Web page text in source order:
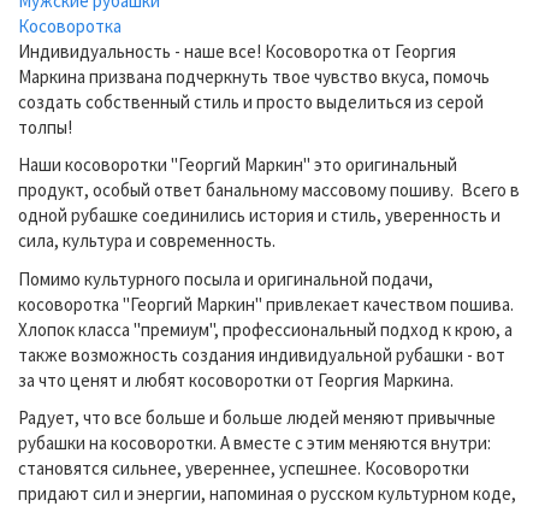
Косоворотка
Индивидуальность - наше все! Косоворотка от Георгия
Маркина призвана подчеркнуть твое чувство вкуса, помочь
создать собственный стиль и просто выделиться из серой
толпы!
Наши косоворотки "Георгий Маркин" это оригинальный
продукт, особый ответ банальному массовому пошиву. Всего в
одной рубашке соединились история и стиль, уверенность и
сила, культура и современность.
Помимо культурного посыла и оригинальной подачи,
косоворотка "Георгий Маркин" привлекает качеством пошива.
Хлопок класса "премиум", профессиональный подход к крою, а
также возможность создания индивидуальной рубашки - вот
за что ценят и любят косоворотки от Георгия Маркина.
Радует, что все больше и больше людей меняют привычные
рубашки на косоворотки. А вместе с этим меняются внутри:
становятся сильнее, увереннее, успешнее. Косоворотки
придают сил и энергии, напоминая о русском культурном коде,